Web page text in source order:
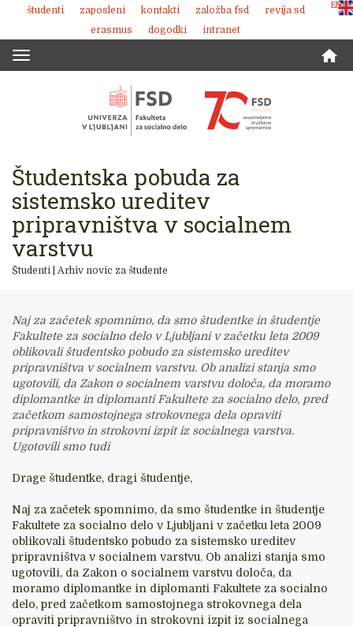
Skoči
vsebino
ENG
študenti zaposleni kontakti založba fsd
revija sd
erasmus
dogodki intranet
Študentska pobuda za
sistemsko ureditev
pripravništva v socialnem
varstvu
Študenti Arhiv novic za študente
Naj za začetek spomnimo, da smo študentke in študentje
Fakultete za socialno delo v Ljubljani v začetku leta 2009
oblikovali študentsko pobudo za sistemsko ureditev
pripravništva v socialnem varstvu. Ob analizi stanja smo
ugotovili, da Zakon o socialnem varstvu določa, da moramo
diplomantke in diplomanti Fakultete za socialno delo, pred
začetkom samostojnega strokovnega dela opraviti
pripravništvo in strokovni izpit iz socialnega varstva.
Ugotovili smo tudi
Drage študentke, dragi študentje,
Naj za začetek spomnimo, da smo študentke in študentje
Fakultete za socialno delo v Ljubljani v začetku leta 2009
oblikovali študentsko pobudo za sistemsko ureditev
pripravništva v socialnem varstvu. Ob analizi stanja smo
ugotovili, da Zakon o socialnem varstvu določa, da
moramo diplomantke in diplomanti Fakultete za socialno
delo, pred začetkom samostojnega strokovnega dela
opraviti pripravništvo in strokovni izpit iz socialnega